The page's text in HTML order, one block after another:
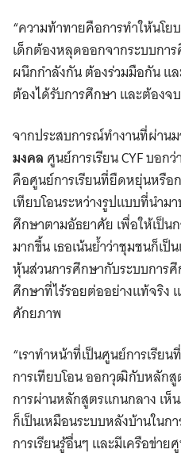
“ความท้าทายคือการทำให้นโ
เด็กต้องหลุดออกจากระบบกา
ผนึกกำลังกัน ต้องร่วมมือกัน แ
ต้องได้รับการศึกษา และต้องจ
จากประสบการณ์ทำงานที่ผ่าน
มงคล ศูนย์การเรียน CYF บอก
คือศูนย์การเรียนที่ยืดหยุ่นหรือ
เทียบโอนระหว่างรูปแบบที่นำม
ศึกษาตามอัธยาศัย เพื่อให้เป็น
มากขึ้น เธอเน้นย้ำว่าชุมชนก็เ
หุ้นส่วนการศึกษากับระบบการ
ศึกษาที่ไร้รอยต่ออย่างแท้จริง
ศักยภาพ
“เราทำหน้าที่เป็นศูนย์การเรีย
การเทียบโอน ออกวุฒิกับหลัก
การผ่านหลักสูตรแกนกลาง เ
ก็เป็นเหมือนระบบหลังบ้านใน
การเรียนรู้อื่นๆ และมีเครือข่าย